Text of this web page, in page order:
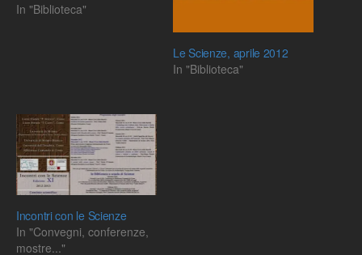
In "Biblioteca"
Le Scienze, aprile 2012
In "Biblioteca"
Incontri con le Scienze
In "Convegni, conferenze,
mostre..."